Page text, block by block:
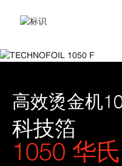
高效烫金机
科技箔
1050 华